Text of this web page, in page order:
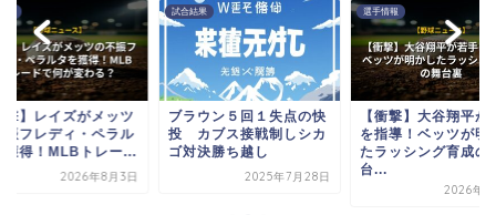
撃】レイズがメッツ
振フレディ・ペラル
獲得！MLBトレー...
2026年8月3日
試合結果
ブラウン５回１失点の快
投 カブス接戦制しシカ
ゴ対決勝ち越し
2025年7月28日
選手情報
【衝撃】大谷翔平が
を指導！ベッツが明
たラッシング育成の
台...
2026年7